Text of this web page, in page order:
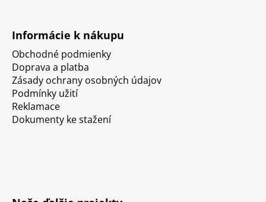
Informácie k nákupu
Obchodné podmienky
Doprava a platba
Zásady ochrany osobných údajov
Podmínky užití
Reklamace
Dokumenty ke stažení